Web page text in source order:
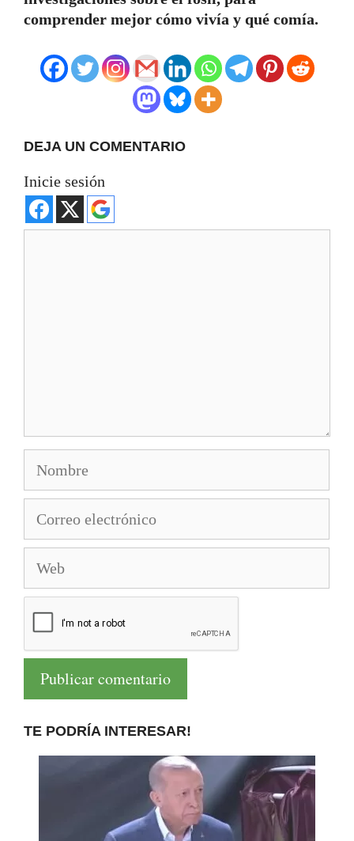
comprender mejor cómo vivía y qué comía.
DEJA UN COMENTARIO
Inicie sesión
electrónico
TE PODRÍA INTERESAR!